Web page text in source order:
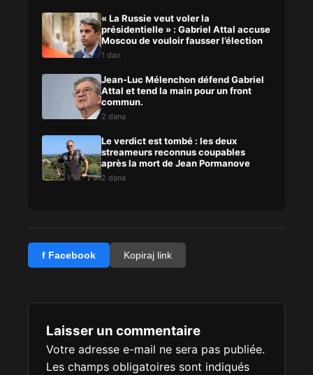
« La Russie veut voler la
présidentielle » : Gabriel Attal accuse
Moscou de vouloir fausser l’élection
1 dan
Jean-Luc Mélenchon défend Gabriel
Attal et tend la main pour un front
commun.
2 dana
Le verdict est tombé : les deux
streameurs reconnus coupables
après la mort de Jean Pormanove
2 dana
f Facebook Kopiraj link
Laisser un commentaire
Votre adresse e-mail ne sera pas publiée.
Les champs obligatoires sont indiqués